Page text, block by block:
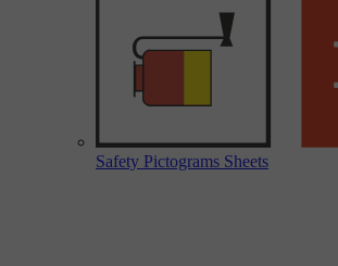
Safety Pictograms Sheets